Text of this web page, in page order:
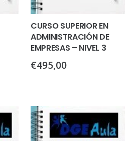
CURSO SUPERIOR EN
ADMINISTRACIÓN DE
EMPRESAS – NIVEL 3
€495,00